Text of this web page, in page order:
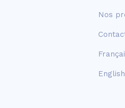
Nos
English